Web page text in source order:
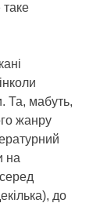
таке
Та, мабуть,
жанру
на
до